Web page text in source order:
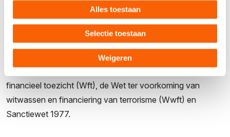
Alles toestaan
Selectie toestaan
Weigeren
Als je de Snelstart Bankkoppeling aanvraagt moeten we
klantonderzoek doen, waarbij we screenen of je een
financieel toezicht (Wft), de Wet ter voorkoming van
witwassen en financiering van terrorisme (Wwft) en
Sanctiewet 1977.